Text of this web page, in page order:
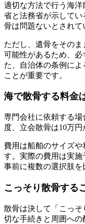
適切な方法で行う海
省と法務省が示して
骨は問題ないとされて
ただし、遺骨をその
可能性があるため、必
た、自治体の条例に
ことが重要です。
海で散骨する料金
専門会社に依頼する場
度、立会散骨は10万円
費用は船舶のサイズ
す。実際の費用は実施
事前に複数の選択肢を
こっそり散骨する
散骨は決して「こっ
切な手続きと周囲へ